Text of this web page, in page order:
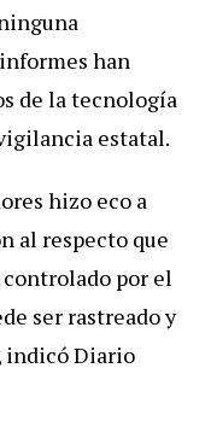
han
de la tecnología
estatal.
hizo eco a
al respecto que
por el
ser rastreado y
indicó Diario